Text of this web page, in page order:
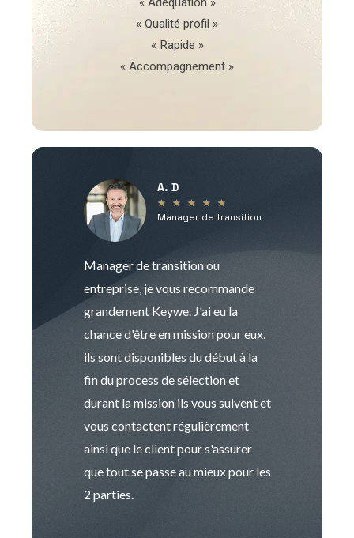
« Qualité profil »
« Rapide »
« Accompagnement »
A. D
★ ★ ★ ★ ★
Manager de transition
Manager de transition ou
entreprise, je vous recommande
grandement Keywe. J'ai eu la
chance d'être en mission pour eux,
ils sont disponibles du début à la
fin du process de sélection et
durant la mission ils vous suivent et
vous contactent régulièrement
ainsi que le client pour s'assurer
que tout se passe au mieux pour les
2 parties.